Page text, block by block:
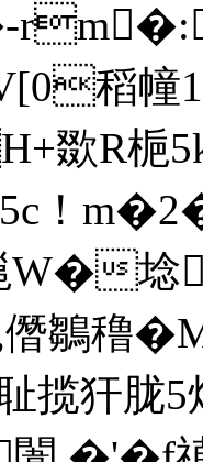
rm�:
稻
欼R梔
！
W�
鶵穞
犴胧5